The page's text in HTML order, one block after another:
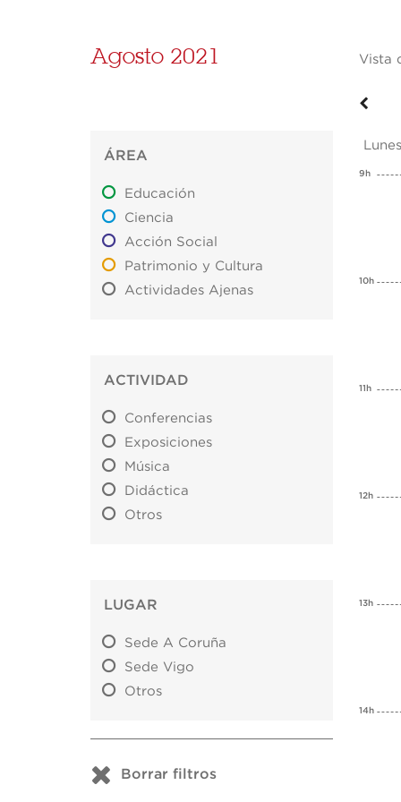
Agosto 2021 Vista
ÁREA
Educación
Ciencia
Acción Social
Patrimonio y Cultura
Actividades Ajenas
ACTIVIDAD
Conferencias
Exposiciones
Música
Didáctica
Otros
LUGAR
Sede A Coruña
Sede Vigo
Otros
Borrar filtros
9h
10h
11h
12h
13h
14h